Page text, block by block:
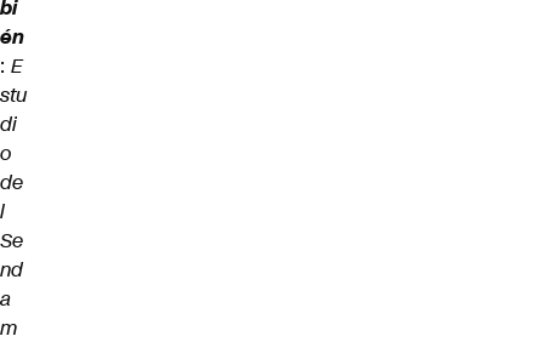
bi
én
: E
stu
di
o
de
l
Se
nd
a
m